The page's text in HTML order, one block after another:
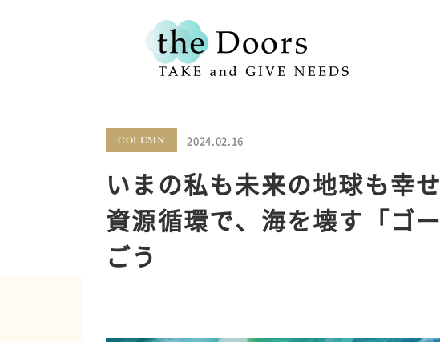
COLUMN 2024.02.16
いまの私も未来の地球も幸
資源循環で、海を壊す「ゴ
ごう